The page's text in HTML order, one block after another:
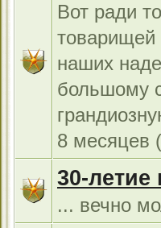
Вот ради
наших
большому
8 месяцев
30-летие
... вечно